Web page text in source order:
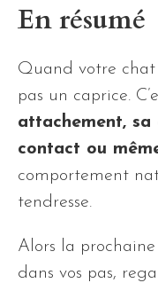
En résumé
Quand votre chat
pas un caprice.
attachement, sa
contact ou
comportement
tendresse.
Alors la
dans vos pas,